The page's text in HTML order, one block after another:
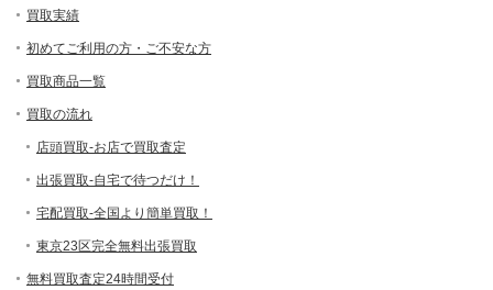
買取実績
初めてご利用の方・ご不安な方
買取商品一覧
買取の流れ
店頭買取-お店で買取査定
出張買取-自宅で待つだけ！
宅配買取-全国より簡単買取！
東京23区完全無料出張買取
無料買取査定24時間受付